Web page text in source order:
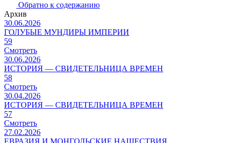
Обратно к содержанию
Архив
30.06.2026
ГОЛУБЫЕ МУНДИРЫ ИМПЕРИИ
59
Смотреть
30.06.2026
ИСТОРИЯ — СВИДЕТЕЛЬНИЦА ВРЕМЕН
58
Смотреть
30.04.2026
ИСТОРИЯ — СВИДЕТЕЛЬНИЦА ВРЕМЕН
57
Смотреть
27.02.2026